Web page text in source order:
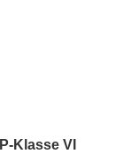
Klasse VI